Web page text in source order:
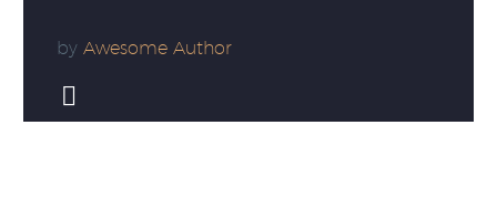
by Awesome Author

